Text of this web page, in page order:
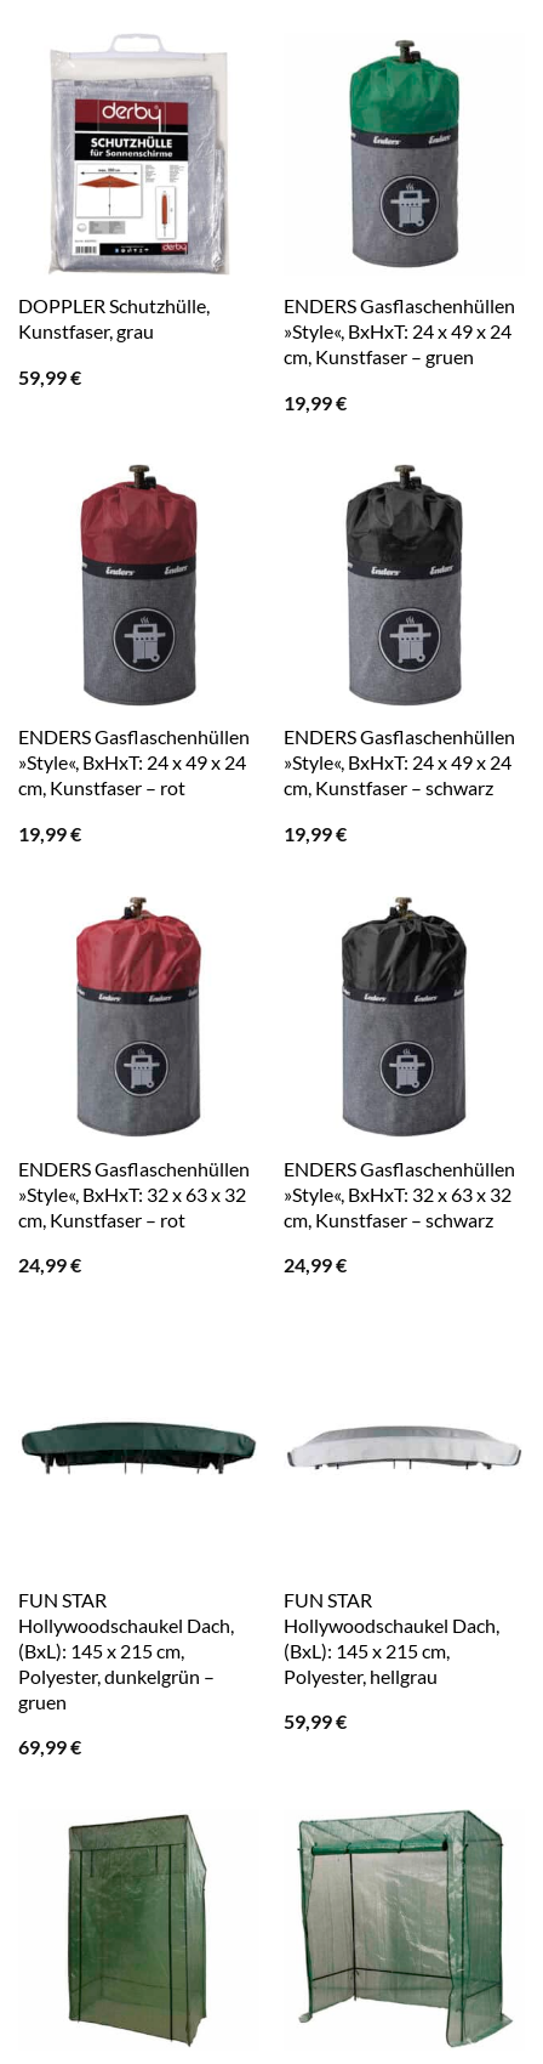
DOPPLER Schutzhülle,
Kunstfaser, grau
59,99€
ENDERS Gasflaschenhüllen
»Style«, BxHxT: 24 x 49 x 24
cm, Kunstfaser – gruen
19,99€
ENDERS Gasflaschenhüllen
»Style«, BxHxT: 24 x 49 x 24
cm, Kunstfaser – rot
19,99€
ENDERS Gasflaschenhüllen
»Style«, BxHxT: 24 x 49 x 24
cm, Kunstfaser – schwarz
19,99€
ENDERS Gasflaschenhüllen
»Style«, BxHxT: 32 x 63 x 32
cm, Kunstfaser – rot
24,99€
ENDERS Gasflaschenhüllen
»Style«, BxHxT: 32 x 63 x 32
cm, Kunstfaser – schwarz
24,99€
FUN STAR
Hollywoodschaukel Dach,
(BxL): 145 x 215 cm,
Polyester, dunkelgrün –
gruen
69,99€
FUN STAR
Hollywoodschaukel Dach,
(BxL): 145 x 215 cm,
Polyester, hellgrau
59,99€